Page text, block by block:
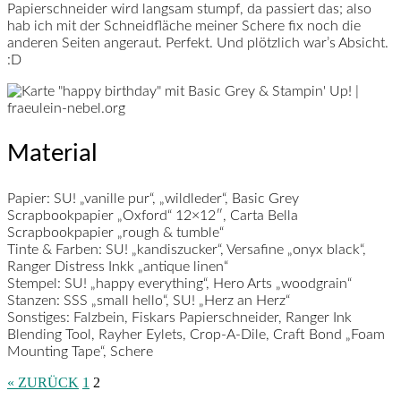
Papierschneider wird langsam stumpf, da passiert das; also
hab ich mit der Schneidfläche meiner Schere fix noch die
anderen Seiten angeraut. Perfekt. Und plötzlich war’s Absicht.
:D
Material
Papier: SU! „vanille pur“, „wildleder“, Basic Grey
Scrapbookpapier „Oxford“ 12×12″, Carta Bella
Scrapbookpapier „rough & tumble“
Tinte & Farben: SU! „kandiszucker“, Versafine „onyx black“,
Ranger Distress Inkk „antique linen“
Stempel: SU! „happy everything“, Hero Arts „woodgrain“
Stanzen: SSS „small hello“, SU! „Herz an Herz“
Sonstiges: Falzbein, Fiskars Papierschneider, Ranger Ink
Blending Tool, Rayher Eylets, Crop-A-Dile, Craft Bond „Foam
Mounting Tape“, Schere
« ZURÜCK 1 2